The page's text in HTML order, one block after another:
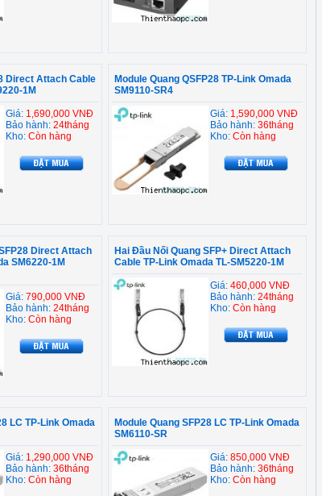
Direct Attach Cable
1M
Giá: 1,690,000 VNĐ
Bảo hành: 24tháng
Kho: Còn hàng
Module Quang QSFP28 TP-Link Omada
SM9110-SR4
Giá: 1,590,000 VNĐ
Bảo hành: 36tháng
Kho: Còn hàng
Direct Attach
SM6220-1M
Giá: 790,000 VNĐ
Bảo hành: 24tháng
Kho: Còn hàng
Hai Đầu Nối Quang SFP+ Direct Attach
Cable TP-Link Omada TL-SM5220-1M
Giá: 460,000 VNĐ
Bảo hành: 24tháng
Kho: Còn hàng
LC TP-Link Omada
Giá: 1,290,000 VNĐ
Bảo hành: 36tháng
Kho: Còn hàng
Module Quang SFP28 LC TP-Link Omada
SM6110-SR
Giá: 850,000 VNĐ
Bảo hành: 36tháng
Kho: Còn hàng